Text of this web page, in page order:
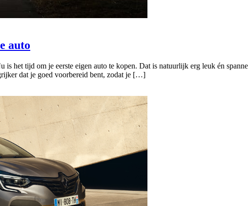
auto
is het tijd om je eerste eigen auto te kopen. Dat is natuurlijk erg leuk én
dat je goed voorbereid bent, zodat je […]